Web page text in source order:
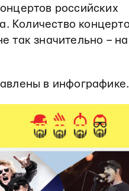
российских
Количество
так значительно – на
в инфографике.